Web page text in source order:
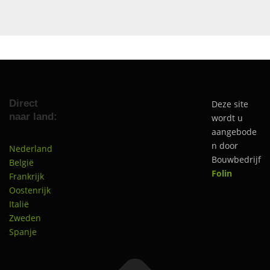
Direct
naar land:
Nederland
België
Frankrijk
Oostenrijk
Italië
Zweden
Spanje
Deze site
wordt u
aangebode
n door
Bouwbedrijf
Folin